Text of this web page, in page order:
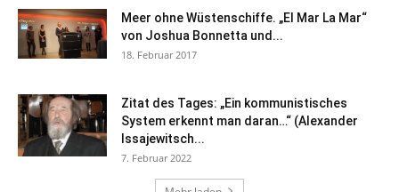
Meer ohne Wüstenschiffe. „El Mar La Mar“
von Joshua Bonnetta und...
18. Februar 2017
Zitat des Tages: „Ein kommunistisches
System erkennt man daran…“ (Alexander
Issajewitsch...
7. Februar 2022